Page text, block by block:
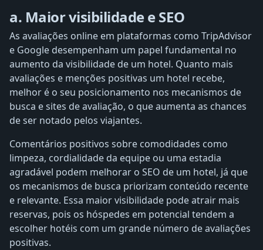
a. Maior visibilidade e SEO
As avaliações online em plataformas como TripAdvisor
e Google desempenham um papel fundamental no
aumento da visibilidade de um hotel. Quanto mais
avaliações e menções positivas um hotel recebe,
melhor é o seu posicionamento nos mecanismos de
busca e sites de avaliação, o que aumenta as chances
de ser notado pelos viajantes.
Comentários positivos sobre comodidades como
limpeza, cordialidade da equipe ou uma estadia
agradável podem melhorar o SEO de um hotel, já que
os mecanismos de busca priorizam conteúdo recente
e relevante. Essa maior visibilidade pode atrair mais
reservas, pois os hóspedes em potencial tendem a
escolher hotéis com um grande número de avaliações
positivas.